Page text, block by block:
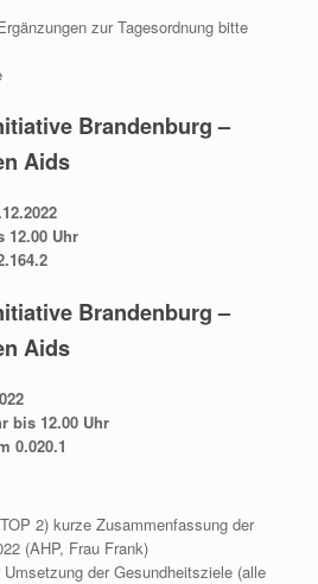
zur Tagesordnung bitte
Brandenburg –
Aids
12.00 Uhr
Brandenburg –
Aids
bis 12.00 Uhr
0.020.1
2) kurze Zusammenfassung der
(AHP, Frau Frank)
der Gesundheitsziele (alle